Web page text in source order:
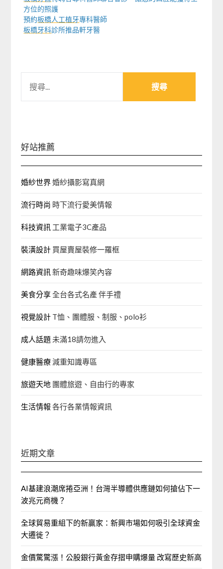
方位的照護
預約板橋人工植牙專科醫師
板橋牙科診所推品軒牙醫
關
好站推薦
婚紗世界婚紗攝影寫真網
流行時尚 時下流行愛美情報
科技資訊 工業電子3C產品
裝潢設計 買屋賣屋裝修一羅框
網路資訊 新奇趣味爆笑內容
美食分享全台各式名產 伴手禮
視覺設計 T恤、團體服、制服、polo衫
成人話題 未滿18請勿進入
健康醫療減重知識專區
旅遊天地 團體旅遊、自由行的專家‎
生活情報 各行各業情報資訊
近期文章
AI基建浪潮席捲亞洲！台灣半導體供應鏈如何搶佔下一
波兆元商機？
全球貿易重組下的新贏家：新興市場如何吸引全球資金
大遷徙？
金價驚驚漲！公股銀行黃金存摺申購爆量 改寫歷史新高